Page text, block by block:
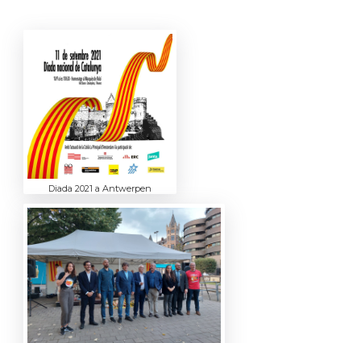
Diada 2021 a Antwerpen